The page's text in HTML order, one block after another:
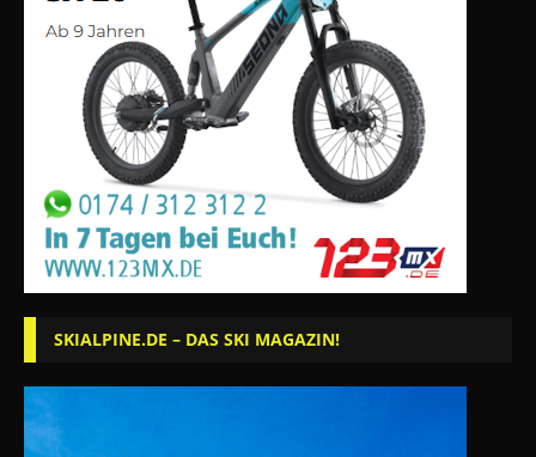
SKIALPINE.DE – DAS SKI MAGAZIN!